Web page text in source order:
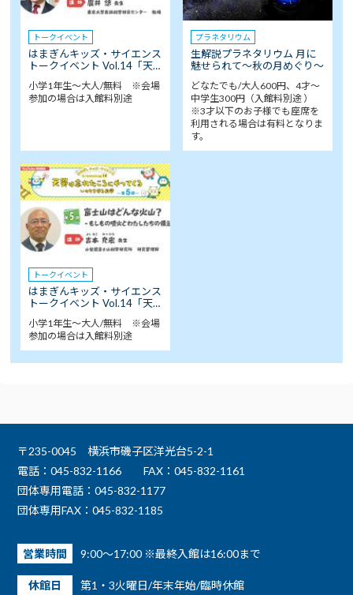
トークイベント
はまぎんキッズ・サイエンス
トークイベント Vol.14「天…
小学1年生～大人/無料 ※会場
参加の場合は入館料別途
プラネタリウム
生解説プラネタリウム 月に
魅せられて～秋の月めぐり～
どなたでも/大人600円、4才～
中学生300円（入館料別途 ）
※3才以下のお子様でも座席を
利用される場合は有料となりま
す。
トークイベント
はまぎんキッズ・サイエンス
トークイベント Vol.14「天…
小学1年生～大人/無料 ※会場
参加の場合は入館料別途
〒235-0045 横浜市磯子区洋光台5-2-1
電話：045-832-1166
FAX：045-832-1161
団体専用電話：045-832-1177
団体専用FAX：045-832-1185
営業時間 9:00～17:00 ※最終入館は16:00まで
休館日 第1・3火曜日/年末年始/臨時休館